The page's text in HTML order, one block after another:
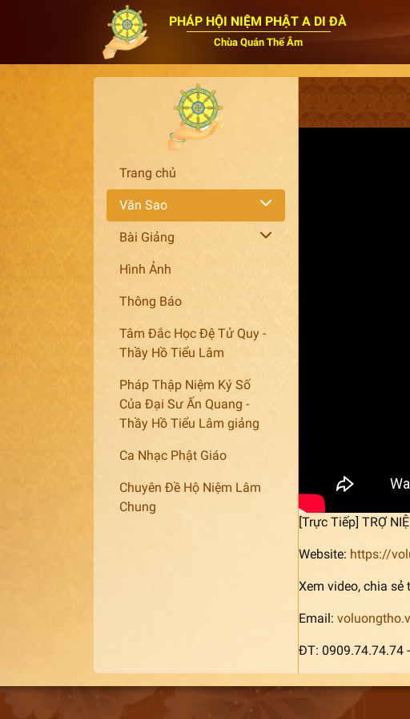
PHÁP HỘI NIỆM PHẬT A DI ĐÀ
Chùa Quán Thế Âm
Trang chủ
Văn Sao
Bài Giảng
Hình Ảnh
Thông Báo
Tâm Đắc Học Đệ Tử Quy -
Thầy Hồ Tiểu Lâm
Pháp Thập Niệm Ký Số
Của Đại Sư Ấn Quang -
Thầy Hồ Tiểu Lâm giảng
Ca Nhạc Phật Giáo
Chuyên Đề Hộ Niệm Lâm
Chung
[Trực Tiếp] TRỢ
Website: https://
Xem video, chia sẻ
Email:
ĐT: 0909.74.74.74